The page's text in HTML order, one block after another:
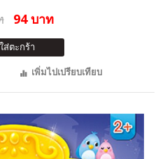
94 บาท
ส่ตะกร้า
เพิ่มไปเปรียบเทียบ